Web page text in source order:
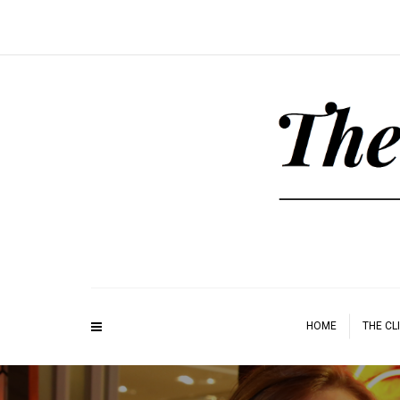
HOME THE